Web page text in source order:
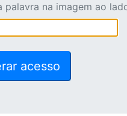
palavra na imagem ao